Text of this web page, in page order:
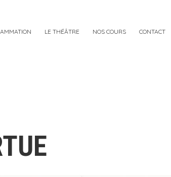
LE THÉÂTRE NOS COURS CONTACT